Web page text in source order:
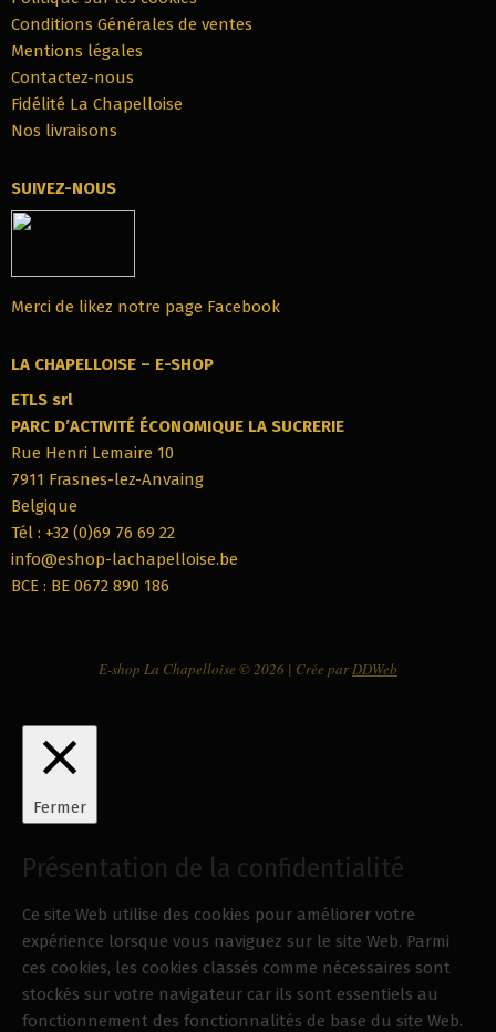
Conditions Générales de ventes
Mentions légales
Contactez-nous
Fidélité La Chapelloise
Nos livraisons
SUIVEZ-NOUS
Merci de likez notre page Facebook
LA CHAPELLOISE – E-SHOP
ETLS srl
PARC‭ ‬D’ACTIVITÉ ÉCONOMIQUE LA SUCRERIE
Rue Henri Lemaire 10
7911‭ ‬Frasnes-lez-Anvaing
Belgique
Tél : +32 (0)69 76 69 22
info@eshop-lachapelloise.be
BCE : BE 0672 890 186
E-shop La Chapelloise © 2026 | Crée parDDWeb
Fermer
Présentation de la confidentialité
Ce site Web utilise des cookies pour améliorer votre
expérience lorsque vous naviguez sur le site Web. Parmi
ces cookies, les cookies classés comme nécessaires sont
stockés sur votre navigateur car ils sont essentiels au
fonctionnement des fonctionnalités de base du site Web.